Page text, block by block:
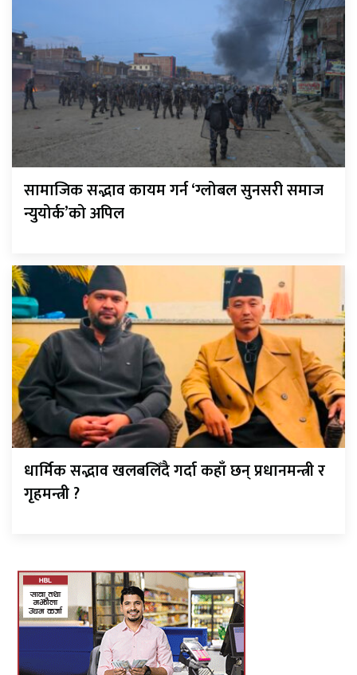
सामाजिक सद्भाव कायम गर्न ‘ग्लोबल सुनसरी समाज
न्युयोर्क’को अपिल
धार्मिक सद्भाव खलबलिँदै गर्दा कहाँ छन् प्रधानमन्त्री र
गृहमन्त्री ?